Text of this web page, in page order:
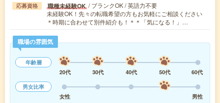
応募資格 職種未経験OK / ブランクOK / 英語力不要
未経験OK！先々の転職希望の方もお気軽にご相談ください
＊時期に合わせて別件紹介も！＊＊「気になる！」…
職場の雰囲気
年齢層
20代
30代 40代 50代
60代
男女比率
女性
男性